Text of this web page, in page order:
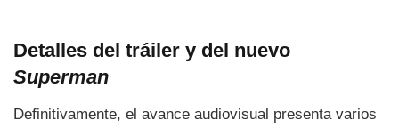
Detalles del tráiler y del nuevo
Superman
Definitivamente, el avance audiovisual presenta varios